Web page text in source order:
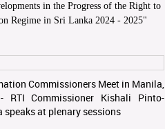
in the Progress of the Right to
Regime in Sri Lanka 2024 - 2025"
Commissioners Meet in Manila,
RTI Commissioner Kishali Pinto-
speaks at plenary sessions